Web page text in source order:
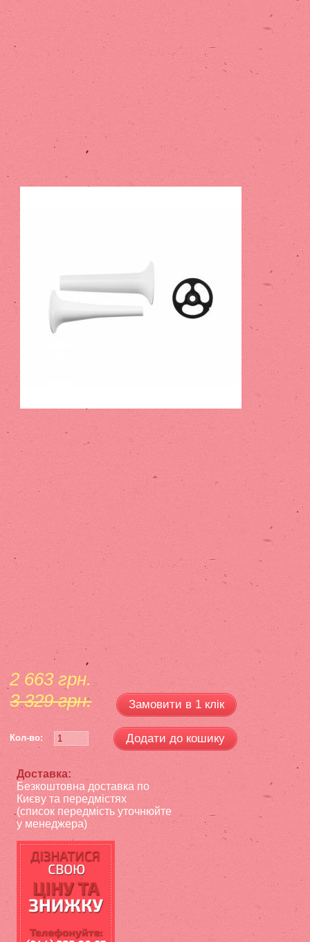
2 663 грн.
3 329 грн.
Замовити в 1 клік
Кол-во: Додати до кошику
Доставка:
Безкоштовна доставка по
Києву та передмістях
(список передмість уточнюйте
у менеджера)